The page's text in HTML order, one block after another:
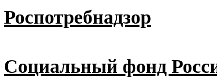
Роспотребнадзор
Социальный фонд